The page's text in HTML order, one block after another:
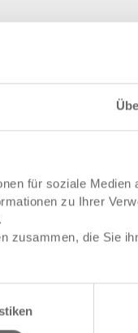
für soziale Medien
zu Ihrer
zusammen, die Sie